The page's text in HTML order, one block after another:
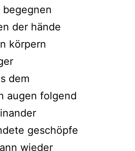
begegnen
der hände
körpern
dem
augen folgend
geschöpfe
wieder